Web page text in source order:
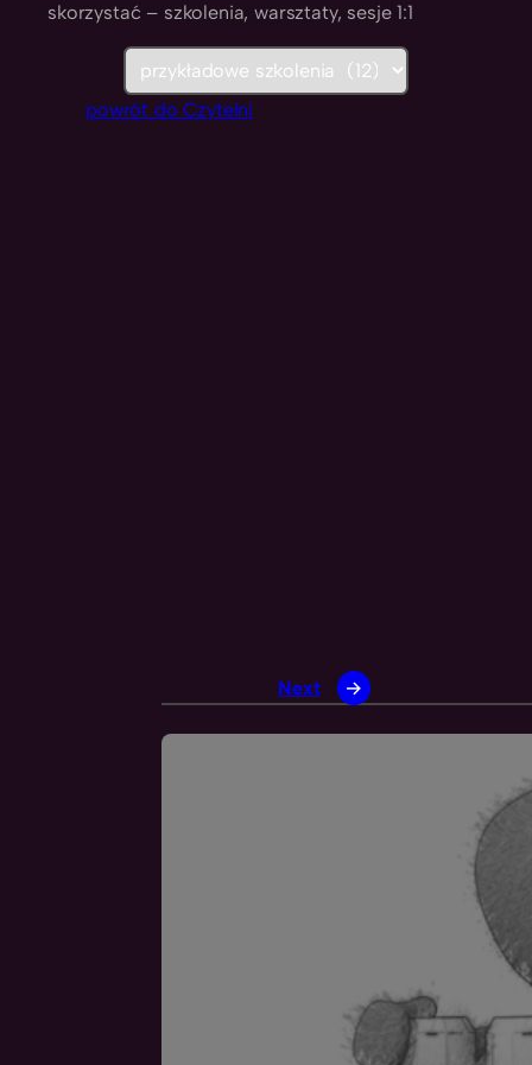
skorzystać – szkolenia, warsztaty, sesje 1:1
K
a
t
powrót do Czytelni
Next →